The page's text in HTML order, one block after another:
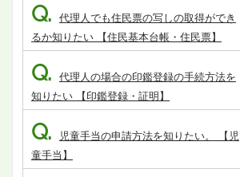
Q. 代理人でも住民票の写しの取得ができ
るか知りたい 【住民基本台帳・住民票】
Q. 代理人の場合の印鑑登録の手続方法を
知りたい 【印鑑登録・証明】
Q.
児童手当の申請方法を知りたい。 【児
童手当】